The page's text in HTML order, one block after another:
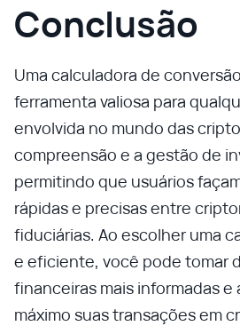
Conclusão
Uma calculadora de
ferramenta valiosa para
envolvida no mundo das
compreensão e a gestão de
permitindo que usuários
rápidas e precisas entre
fiduciárias. Ao escolher uma
e eficiente, você pode tomar
financeiras mais informadas e
máximo suas transações em